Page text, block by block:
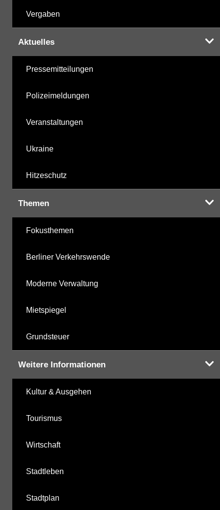
Vergaben
Aktuelles
Pressemitteilungen
Polizeimeldungen
Veranstaltungen
Ukraine
Hitzeschutz
Themen
Fokusthemen
Berliner Verkehrswende
Moderne Verwaltung
Mietspiegel
Grundsteuer
Weitere Informationen
Kultur & Ausgehen
Tourismus
Wirtschaft
Stadtleben
Stadtplan